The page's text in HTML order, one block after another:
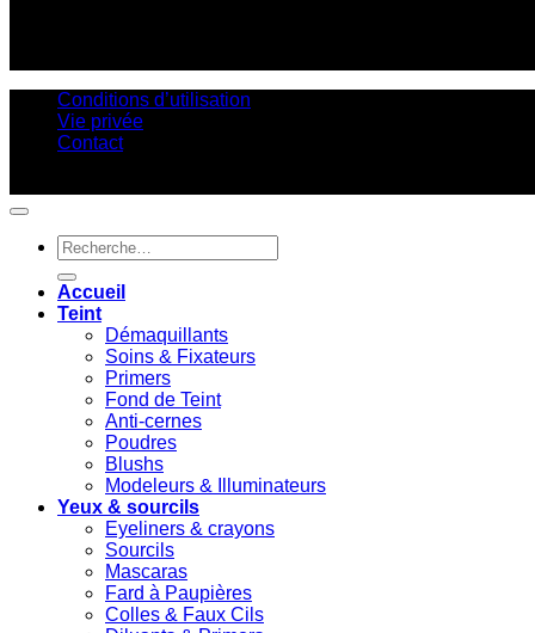
Conditions d’utilisation
Vie privée
Contact
Recherche
pour :
Accueil
Teint
Démaquillants
Soins & Fixateurs
Primers
Fond de Teint
Anti-cernes
Poudres
Blushs
Modeleurs & Illuminateurs
Yeux & sourcils
Eyeliners & crayons
Sourcils
Mascaras
Fard à Paupières
Colles & Faux Cils